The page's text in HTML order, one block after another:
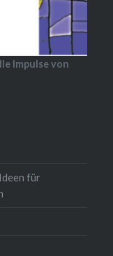
Impulse von
für